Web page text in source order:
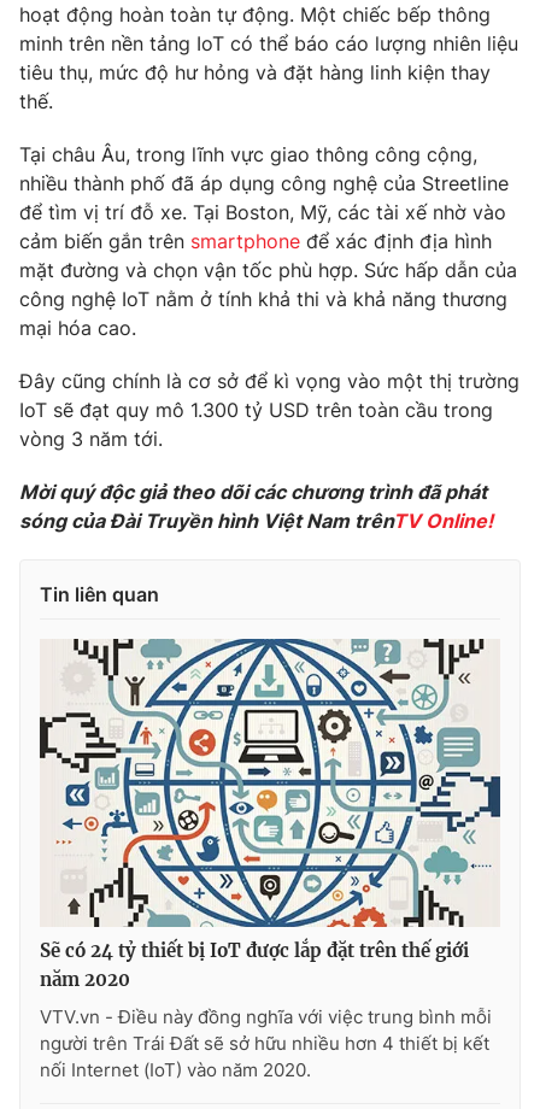
Góc doanh nghiệp
Truyền hình
Phim VTV
Hậu trường
Nhân vật
Khán giả
Giải sao mai
Giải trí
Âm nhạc
Sao
Đời sống
Du lịch
Làm đẹp
Chất lượng cuộc sống
Giáo dục
Tuyển sinh
Học trực tuyến
Công nghệ
Sản phẩm
Thị trường
Tư vấn
Giao lưu trực tuyến
Lịch phát sóng
Chuyên mục khác
Photo Infographic
Video Shorts video
VTV Money VTV Thể thao
VTV Sức khoẻ Bất động sản
Thị trường 24h Tấm lòng Việt
VTV4
VTV9 VTV8
hoạt động hoàn toàn tự động. Một chiếc bếp thông
minh trên nền tảng IoT có thể báo cáo lượng nhiên liệu
tiêu thụ, mức độ hư hỏng và đặt hàng linh kiện thay
thế.
Tại châu Âu, trong lĩnh vực giao thông công cộng,
nhiều thành phố đã áp dụng công nghệ của Streetline
để tìm vị trí đỗ xe. Tại Boston, Mỹ, các tài xế nhờ vào
cảm biến gắn trên smartphone để xác định địa hình
mặt đường và chọn vận tốc phù hợp. Sức hấp dẫn của
công nghệ IoT nằm ở tính khả thi và khả năng thương
mại hóa cao.
Đây cũng chính là cơ sở để kì vọng vào một thị trường
IoT sẽ đạt quy mô 1.300 tỷ USD trên toàn cầu trong
vòng 3 năm tới.
Mời quý độc giả theo dõi các chương trình đã phát
sóng của Đài Truyền hình Việt Nam trênTV Online!
Tin liên quan
Sẽ có 24 tỷ thiết bị IoT được lắp đặt trên thế giới
năm 2020
VTV.vn - Điều này đồng nghĩa với việc trung bình mỗi
người trên Trái Đất sẽ sở hữu nhiều hơn 4 thiết bị kết
nối Internet (IoT) vào năm 2020.